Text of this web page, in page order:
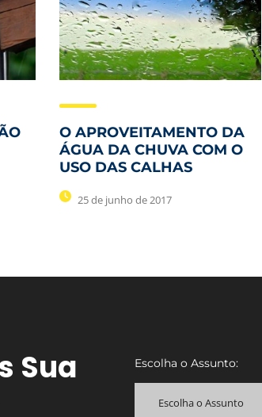
O APROVEITAMENTO DA
ÁGUA DA CHUVA COM O
USO DAS CALHAS
25 de junho de 2017
Sua Escolha o Assunto:
Escolha o Assunto